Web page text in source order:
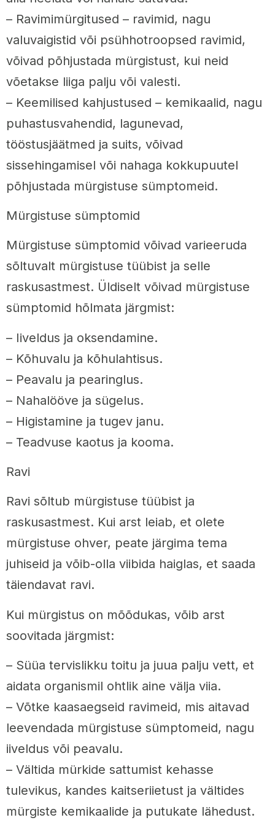
– Ravimimürgitused – ravimid, nagu
valuvaigistid või psühhotroopsed ravimid,
võivad põhjustada mürgistust, kui neid
võetakse liiga palju või valesti.
– Keemilised kahjustused – kemikaalid, nagu
puhastusvahendid, lagunevad,
tööstusjäätmed ja suits, võivad
sissehingamisel või nahaga kokkupuutel
põhjustada mürgistuse sümptomeid.
Mürgistuse sümptomid
Mürgistuse sümptomid võivad varieeruda
sõltuvalt mürgistuse tüübist ja selle
raskusastmest. Üldiselt võivad mürgistuse
sümptomid hõlmata järgmist:
– Iiveldus ja oksendamine.
– Kõhuvalu ja kõhulahtisus.
– Peavalu ja pearinglus.
– Nahalööve ja sügelus.
– Higistamine ja tugev janu.
– Teadvuse kaotus ja kooma.
Ravi
Ravi sõltub mürgistuse tüübist ja
raskusastmest. Kui arst leiab, et olete
mürgistuse ohver, peate järgima tema
juhiseid ja võib-olla viibida haiglas, et saada
täiendavat ravi.
Kui mürgistus on mõõdukas, võib arst
soovitada järgmist:
– Süüa tervislikku toitu ja juua palju vett, et
aidata organismil ohtlik aine välja viia.
– Võtke kaasaegseid ravimeid, mis aitavad
leevendada mürgistuse sümptomeid, nagu
iiveldus või peavalu.
– Vältida mürkide sattumist kehasse
tulevikus, kandes kaitseriietust ja vältides
mürgiste kemikaalide ja putukate lähedust.